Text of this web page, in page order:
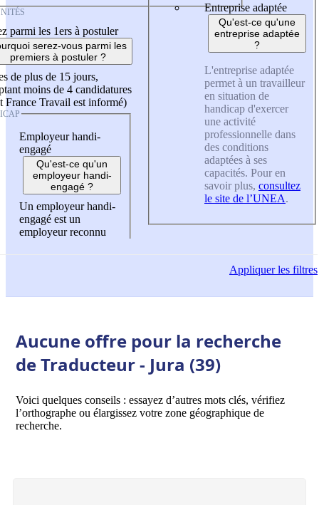
parmi les 1ers à postuler
serez-vous parmi les
premiers à postuler ?
de plus de 15 jours,
moins de 4 candidatures
France Travail est informé)
Employeur handi-
engagé
Qu'est-ce qu'un
employeur handi-
engagé ?
Un employeur handi-
engagé est un
employeur reconnu
Entreprise adaptée
Qu'est-ce qu'une
entreprise adaptée
?
L'entreprise adaptée
permet à un travailleur
en situation de
handicap d'exercer
une activité
professionnelle dans
des conditions
adaptées à ses
capacités. Pour en
savoir plus, consultez
le site de l’UNEA.
Appliquerles filtres
Aucune offre pour la recherche
de Traducteur - Jura (39)
Voici quelques conseils : essayez d’autres mots clés, vérifiez
l’orthographe ou élargissez votre zone géographique de
recherche.